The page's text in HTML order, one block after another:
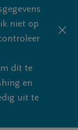
niet op
dit te
en
uit te